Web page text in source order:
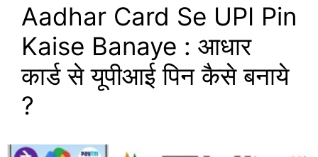
Aadhar Card Se UPI Pin
Kaise Banaye : आधार
कार्ड से यूपीआई पिन कैसे बनाये
?